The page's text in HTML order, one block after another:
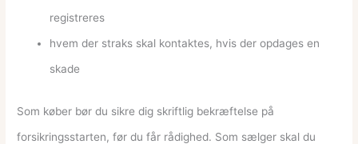
registreres
hvem der straks skal kontaktes, hvis der opdages en
skade
Som køber bør du sikre dig skriftlig bekræftelse på
forsikringsstarten, før du får rådighed. Som sælger skal du